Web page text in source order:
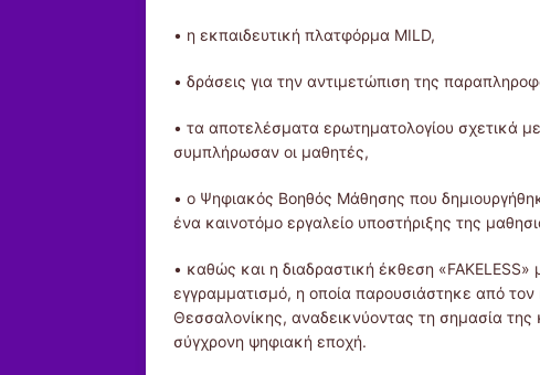
• η εκπαιδευτική πλατφόρμα MILD,
• δράσεις για την αντιμετώπιση της
• τα αποτελέσματα ερωτηματολογίου σχετικά
συμπλήρωσαν οι μαθητές,
• ο Ψηφιακός Βοηθός Μάθησης που
ένα καινοτόμο εργαλείο υποστήριξης της
• καθώς και η διαδραστική έκθεση
εγγραμματισμό, η οποία παρουσιάστηκε από
Θεσσαλονίκης, αναδεικνύοντας τη σημασία της
σύγχρονη ψηφιακή εποχή.